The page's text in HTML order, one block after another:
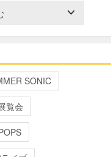
SONIC
覧会